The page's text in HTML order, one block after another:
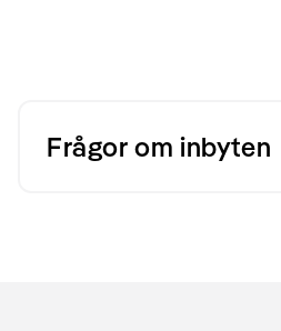
Frågor om inbyten